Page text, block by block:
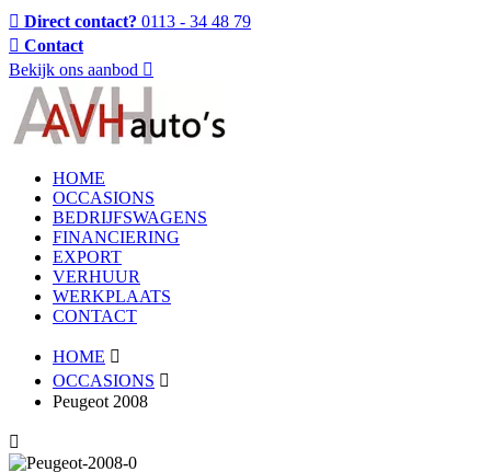
Direct contact? 0113 - 34 48 79
Contact
Bekijk ons aanbod
HOME
OCCASIONS
BEDRIJFSWAGENS
FINANCIERING
EXPORT
VERHUUR
WERKPLAATS
CONTACT
HOME
OCCASIONS
Peugeot 2008